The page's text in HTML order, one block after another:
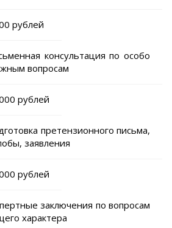
рублей
консультация по особо
вопросам
рублей
претензионного письма,
заявления
рублей
заключения по вопросам
характера